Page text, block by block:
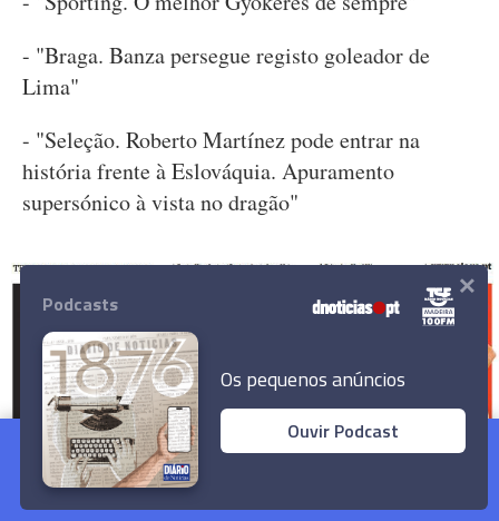
- "Braga. Banza persegue registo goleador de
Lima"
- "Seleção. Roberto Martínez pode entrar na
história frente à Eslováquia. Apuramento
supersónico à vista no dragão"
Conheça os destaques das capas dos jornais
nacionais
Ler Artigo
Podcasts
Os pequenos anúncios
Ouvir Podcast
×